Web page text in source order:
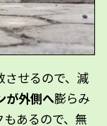
させるので、減
が外側へ膨らみ
あるので、無